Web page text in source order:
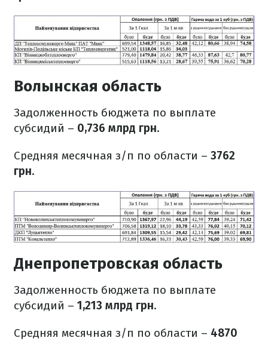
Волынская область
Задолженность бюджета по выплате
субсидий – 0,736 млрд грн.
Средняя месячная з/п по области – 3762
грн.
Днепропетровская область
Задолженность бюджета по выплате
субсидий – 1,213 млрд грн.
Средняя месячная з/п по области – 4870